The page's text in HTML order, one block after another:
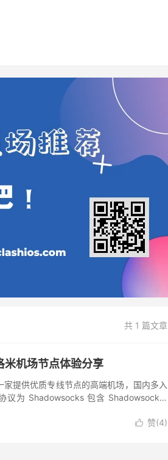
共 1 篇文章
机场节点体验分享
提供优质专线节点的高端机场，国内多入
议为 Shadowsocks 包含 Shadowsocks-
 赞(4)